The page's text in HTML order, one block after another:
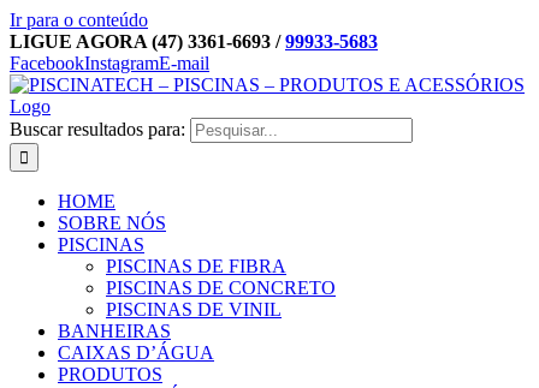
Ir para o conteúdo
LIGUE AGORA (47) 3361-6693 /99933-5683
FacebookInstagramE-mail
Buscar resultados para:
HOME
SOBRE NÓS
PISCINAS
PISCINAS DE FIBRA
PISCINAS DE CONCRETO
PISCINAS DE VINIL
BANHEIRAS
CAIXAS D’ÁGUA
PRODUTOS